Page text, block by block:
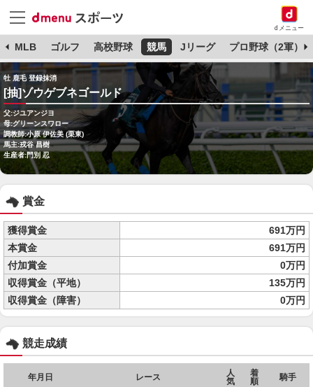
dメニュー
MLB ゴルフ 高校野球 競馬 Jリーグ プロ野球（2軍）
牡 鹿毛 登録抹消
[抽]ゾウゲブネゴールド
父:ジユアンジヨ
母:グリーンスワロー
調教師:小原 伊佐美 (栗東)
馬主:戎谷 昌樹
生産者:門別 忍
賞金
獲得賞金
691万円
本賞金
691万円
付加賞金
0万円
収得賞金（平地）
135万円
収得賞金（障害）
0万円
競走成績
年月日 レース
人
気
着
順
騎手